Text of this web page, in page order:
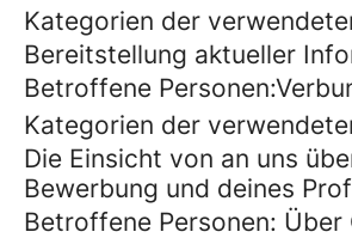
Kategorien der
Bereitstellung aktueller
Betroffene
Kategorien der
Die Einsicht von an uns
Bewerbung und deines
Betroffene Personen: